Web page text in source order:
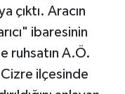
çıktı. Aracın
ibaresinin
ruhsatın A.Ö.
Cizre ilçesinde